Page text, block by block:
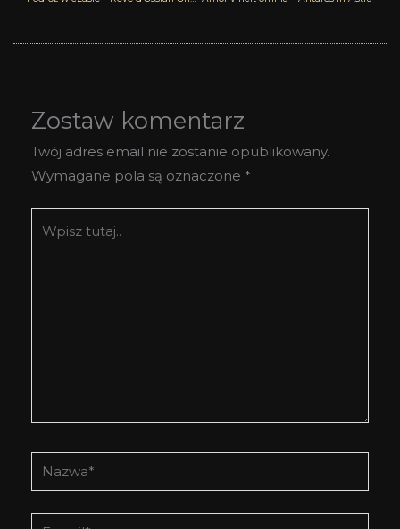
Zostaw komentarz
Twój adres email nie zostanie opublikowany.
Wymagane pola są oznaczone *
tutaj..
Nazwa*
E-